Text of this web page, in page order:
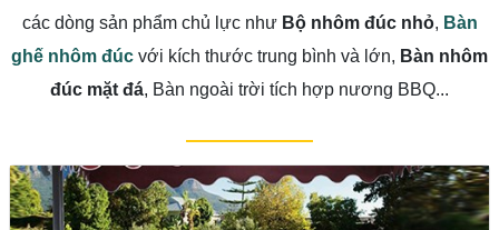
các dòng sản phẩm chủ lực như Bộ nhôm đúc nhỏ, Bàn
ghế nhôm đúc với kích thước trung bình và lớn, Bàn nhôm
đúc mặt đá, Bàn ngoài trời tích hợp nương BBQ...